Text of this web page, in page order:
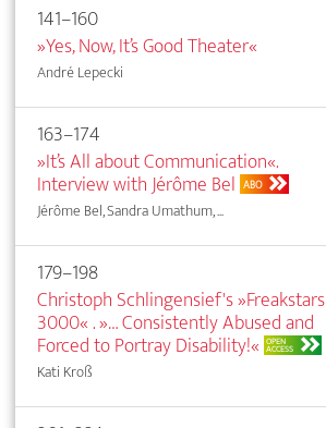
141–160
»Yes, Now, It’s Good Theater«
André Lepecki
163–174
»It’s All about Communication«.
Interview with Jérôme Bel ABO
Jérôme Bel, Sandra Umathum, ...
179–198
Christoph Schlingensief's »Freakstars
3000« . »… Consistently Abused and
Forced to Portray Disability!« OPEN
ACCESS
Kati Kroß